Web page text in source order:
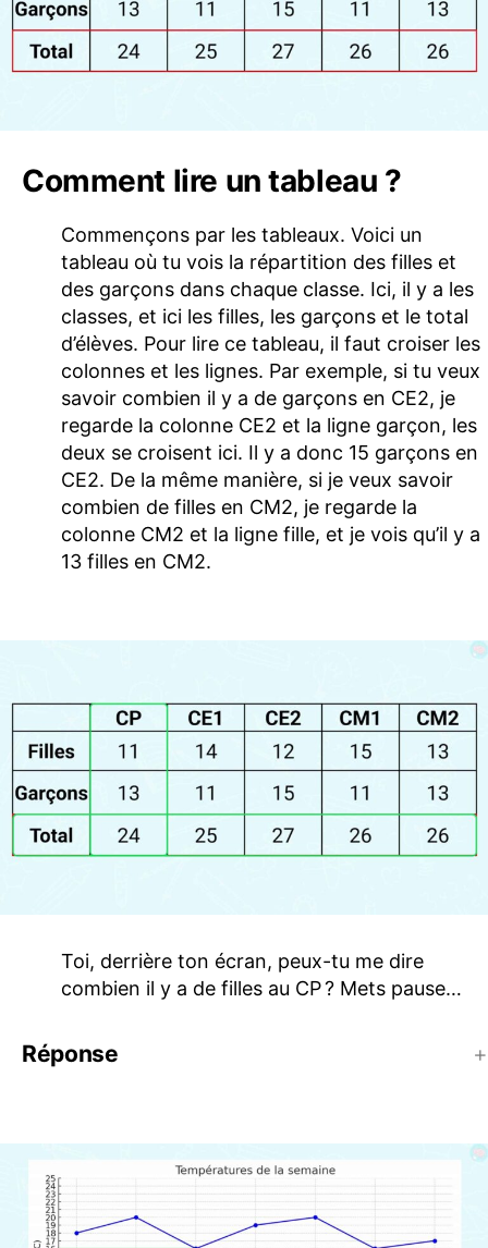
Comment lire un tableau ?
Commençons par les tableaux. Voici un
tableau où tu vois la répartition des filles et
des garçons dans chaque classe. Ici, il y a les
classes, et ici les filles, les garçons et le total
d’élèves. Pour lire ce tableau, il faut croiser les
colonnes et les lignes. Par exemple, si tu veux
savoir combien il y a de garçons en CE2, je
regarde la colonne CE2 et la ligne garçon, les
deux se croisent ici. Il y a donc 15 garçons en
CE2. De la même manière, si je veux savoir
combien de filles en CM2, je regarde la
colonne CM2 et la ligne fille, et je vois qu’il y a
13 filles en CM2.
Toi, derrière ton écran, peux-tu me dire
combien il y a de filles au CP ? Mets pause…
Réponse